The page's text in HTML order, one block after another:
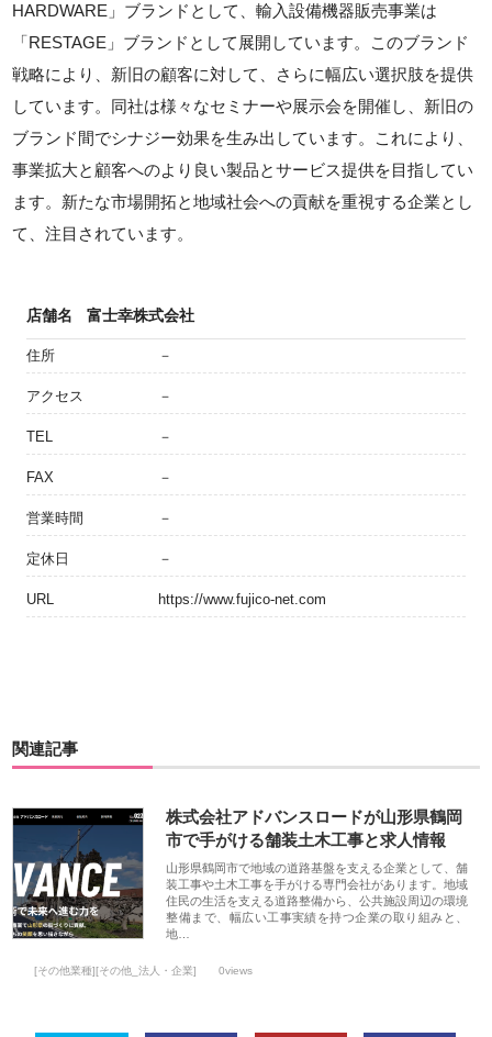
HARDWARE」ブランドとして、輸入設備機器販売事業は
「RESTAGE」ブランドとして展開しています。このブランド
戦略により、新旧の顧客に対して、さらに幅広い選択肢を提供
しています。同社は様々なセミナーや展示会を開催し、新旧の
ブランド間でシナジー効果を生み出しています。これにより、
事業拡大と顧客へのより良い製品とサービス提供を目指してい
ます。新たな市場開拓と地域社会への貢献を重視する企業とし
て、注目されています。
店舗名 富士幸株式会社
住所 －
アクセス －
TEL －
FAX －
営業時間 －
定休日 －
URL https://www.fujico-net.com
関連記事
株式会社アドバンスロードが山形県鶴岡
市で手がける舗装土木工事と求人情報
山形県鶴岡市で地域の道路基盤を支える企業として、舗
装工事や土木工事を手がける専門会社があります。地域
住民の生活を支える道路整備から、公共施設周辺の環境
整備まで、幅広い工事実績を持つ企業の取り組みと、
地…
[その他業種][その他_法人・企業] 0views